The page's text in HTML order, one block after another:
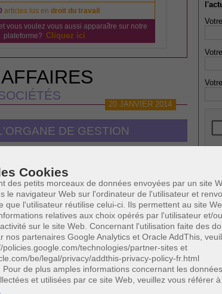
Cookies
des petits morceaux de données envoyées par un site
le navigateur Web sur l'ordinateur de l'utilisateur et
que l'utilisateur réutilise celui-ci. Ils permettent au site
relatives aux choix opérés par l'utilisateur et/
sur le site Web. Concernant l'utilisation faite des
nos partenaires Google Analytics et Oracle AddThis,
policies.google.com/technologies/partner-sites et
be/legal/privacy/addthis-privacy-policy-fr.html
Pour de plus amples informations concernant les données
et utilisées par ce site Web, veuillez vous référer
articles lus en droit du travail
vous voulez vous aussi apparaître sur notre
plateforme? Cliquez ici
20 JANVIER 2014
DE GESTION
(7/7) Cette page a été vue0fois
dont 0le mois dernier.
*